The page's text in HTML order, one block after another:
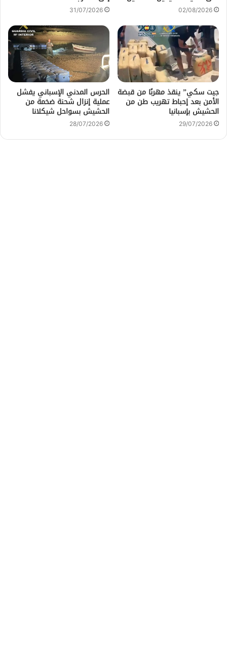
02/08/2026
31/07/2026
جيت سكي” ينقذ مهربًا من قبضة
الأمن بعد إحباط تهريب طن من
الحشيش بإسبانيا
29/07/2026
الحرس المدني الإسباني يفشل
عملية إنزال شحنة ضخمة من
الحشيش بسواحل شيكلانا
28/07/2026